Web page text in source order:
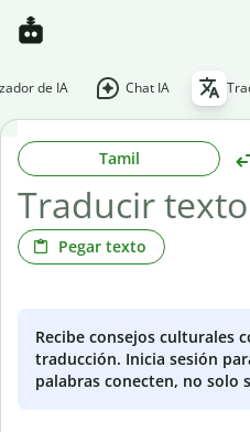
de IA Chat IA
Tamil
Pegar texto
Recibe consejos culturales
traducción. Inicia sesión
palabras conecten, no solo